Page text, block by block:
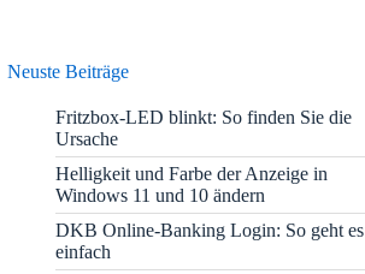
Neuste Beiträge
Fritzbox-LED blinkt: So finden Sie die
Ursache
Helligkeit und Farbe der Anzeige in
Windows 11 und 10 ändern
DKB Online-Banking Login: So geht es
einfach